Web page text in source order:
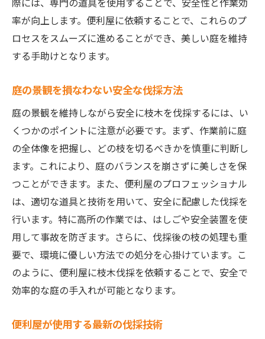
労力を最小限にする便利なツールの活用
便利屋に任せることで得られる時間の余裕
庭の手入れを自動化する最新技術
忙しい方におすすめの便利屋サービス
庭のプロフェッショナル便利屋による枝木伐採
の魅力
熟練した技術者による安心の作業
庭の美しさを引き出すプロの手法
便利屋が提供するアフターサービスの充実
庭の健康を守る定期的なメンテナンス
地元の自然に配慮した作業スタイル
お客様の声から見る便利屋の評価
栃木県で便利屋に枝木伐採を依頼する利点
地元ならではの迅速な対応
専門的な知識を持つスタッフの信頼性
率が向上します。便利屋に依頼することで、これらのプ
ロセスをスムーズに進めることができ、美しい庭を維持
する手助けとなります。
庭の景観を損なわない安全な伐採方法
庭の景観を維持しながら安全に枝木を伐採するには、い
くつかのポイントに注意が必要です。まず、作業前に庭
の全体像を把握し、どの枝を切るべきかを慎重に判断し
ます。これにより、庭のバランスを崩さずに美しさを保
つことができます。また、便利屋のプロフェッショナル
は、適切な道具と技術を用いて、安全に配慮した伐採を
行います。特に高所の作業では、はしごや安全装置を使
用して事故を防ぎます。さらに、伐採後の枝の処理も重
要で、環境に優しい方法での処分を心掛けています。こ
のように、便利屋に枝木伐採を依頼することで、安全で
効率的な庭の手入れが可能となります。
便利屋が使用する最新の伐採技術